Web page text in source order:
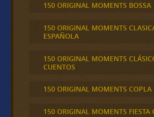
150 ORIGINAL MOMENTS BOSSA
150 ORIGINAL MOMENTS
ESPAÑOLA
150 ORIGINAL MOMENTS
CUENTOS
150 ORIGINAL MOMENTS COPLA
150 ORIGINAL MOMENTS FIESTA